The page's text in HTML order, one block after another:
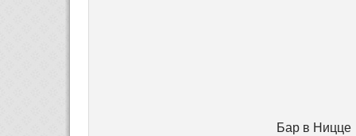
Бар в Ницце